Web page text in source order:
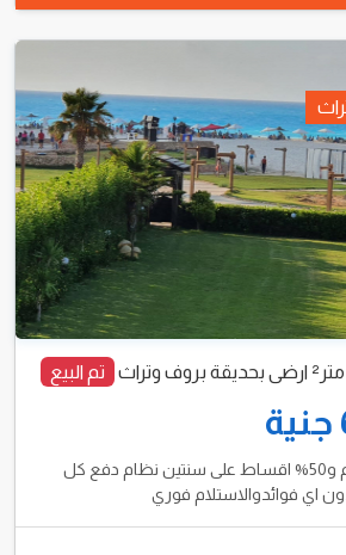
تم البيع
نظام الدفع 50% مقدم و50% اقساط على سنتين نظام دفع كل
اي فوائدوالاستلام فوري